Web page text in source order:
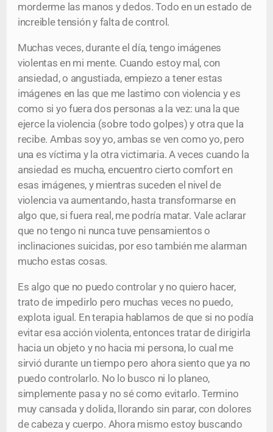
morderme las manos y dedos. Todo en un estado de
increible tensión y falta de control.
Muchas veces, durante el día, tengo imágenes
violentas en mi mente. Cuando estoy mal, con
ansiedad, o angustiada, empiezo a tener estas
imágenes en las que me lastimo con violencia y es
como si yo fuera dos personas a la vez: una la que
ejerce la violencia (sobre todo golpes) y otra que la
recibe. Ambas soy yo, ambas se ven como yo, pero
una es víctima y la otra victimaria. A veces cuando la
ansiedad es mucha, encuentro cierto comfort en
esas imágenes, y mientras suceden el nivel de
violencia va aumentando, hasta transformarse en
algo que, si fuera real, me podría matar. Vale aclarar
que no tengo ni nunca tuve pensamientos o
inclinaciones suicidas, por eso también me alarman
mucho estas cosas.
Es algo que no puedo controlar y no quiero hacer,
trato de impedirlo pero muchas veces no puedo,
explota igual. En terapia hablamos de que si no podía
evitar esa acción violenta, entonces tratar de dirigirla
hacia un objeto y no hacia mi persona, lo cual me
sirvió durante un tiempo pero ahora siento que ya no
puedo controlarlo. No lo busco ni lo planeo,
simplemente pasa y no sé como evitarlo. Termino
muy cansada y dolida, llorando sin parar, con dolores
de cabeza y cuerpo. Ahora mismo estoy buscando